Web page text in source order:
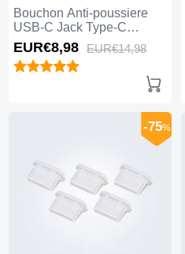
Bouchon Anti-poussiere
USB-C Jack Type-C
Universel H14 pour Apple
iPhone 15 Plus Bleu
EUR€8,98 EUR€14,98
-75%